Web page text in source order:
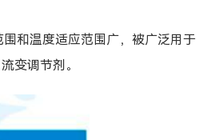
和温度适应范围广，被广泛用于
变调节剂。